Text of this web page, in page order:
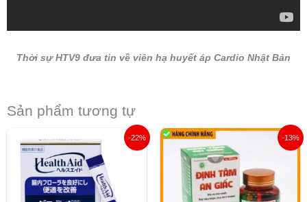
Thời sự HTV9 đưa tin về viên hạ huyết áp Cardio Nhật Bản
Sản phẩm tương tự
-22%
gốc
là:
495.000 ₫.
hiện
tại
là:
386.000 ₫.
-13%
Khoảng
giá:
đến